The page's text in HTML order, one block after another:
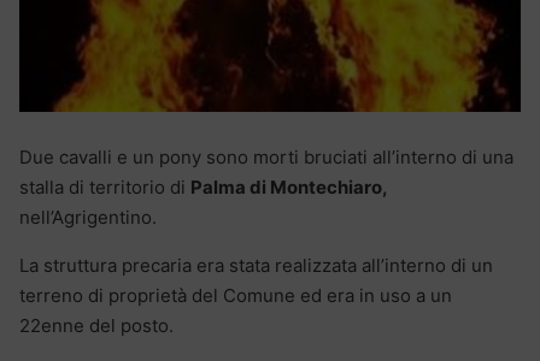
Due cavalli e un pony sono morti bruciati all’interno di una
stalla di territorio di Palma di Montechiaro,
nell’Agrigentino.
La struttura precaria era stata realizzata all’interno di un
terreno di proprietà del Comune ed era in uso a un
22enne del posto.